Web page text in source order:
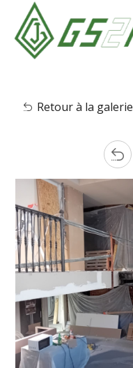
Retour à la galerie